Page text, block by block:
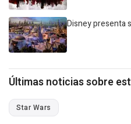
Disney presenta
Últimas noticias sobre
Star Wars